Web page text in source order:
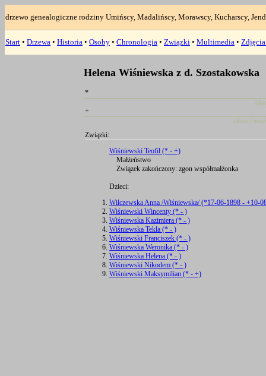
drzewo genealogiczne rodziny Umińscy, Madalińscy, Morawscy, Kucharscy,
Start • Drzewa • Historia • Osoby • Chronologia • Związki • Multimedia •
Helena Wiśniewska z d. Szostakowska
*
+
(data i
Związki:
Wiśniewski Teofil (* - +)
Małżeństwo
Związek zakończony: zgon współmałżonka
Dzieci:
Wilczewska Anna /Wiśniewska/ (*17-06-1898 - +10-
Wiśniewski Wincenty (* - )
Wiśniewska Kazimiera (* - )
Wiśniewska Tekla (* - )
Wiśniewski Franciszek (* - )
Wiśniewska Weronika (* - )
Wiśniewska Helena (* - )
Wiśniewski Nikodem (* - )
Wiśniewski Maksymilian (* - +)